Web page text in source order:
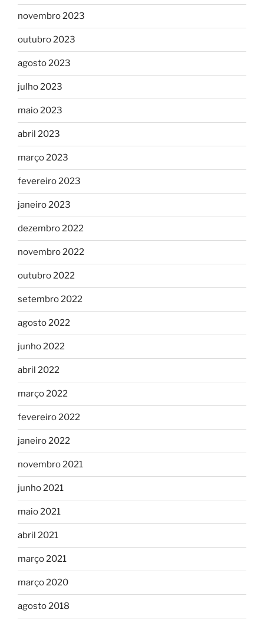
novembro 2023
outubro 2023
agosto 2023
julho 2023
maio 2023
abril 2023
março 2023
fevereiro 2023
janeiro 2023
dezembro 2022
novembro 2022
outubro 2022
setembro 2022
agosto 2022
junho 2022
abril 2022
março 2022
fevereiro 2022
janeiro 2022
novembro 2021
junho 2021
maio 2021
abril 2021
março 2021
março 2020
agosto 2018